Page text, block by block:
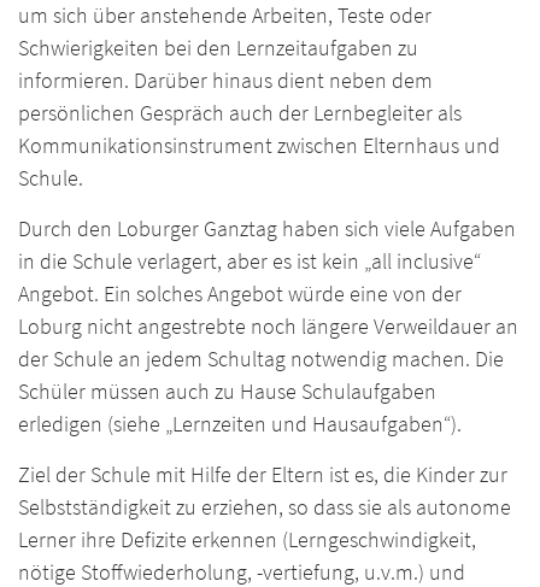
um sich über anstehende Arbeiten, Teste oder
Schwierigkeiten bei den Lernzeitaufgaben zu
informieren. Darüber hinaus dient neben dem
persönlichen Gespräch auch der Lernbegleiter als
Kommunikationsinstrument zwischen Elternhaus und
Schule.
Durch den Loburger Ganztag haben sich viele Aufgaben
in die Schule verlagert, aber es ist kein „all inclusive“
Angebot. Ein solches Angebot würde eine von der
Loburg nicht angestrebte noch längere Verweildauer an
der Schule an jedem Schultag notwendig machen. Die
Schüler müssen auch zu Hause Schulaufgaben
erledigen (siehe „Lernzeiten und Hausaufgaben“).
Ziel der Schule mit Hilfe der Eltern ist es, die Kinder zur
Selbstständigkeit zu erziehen, so dass sie als autonome
Lerner ihre Defizite erkennen (Lerngeschwindigkeit,
nötige Stoffwiederholung, -vertiefung, u.v.m.) und